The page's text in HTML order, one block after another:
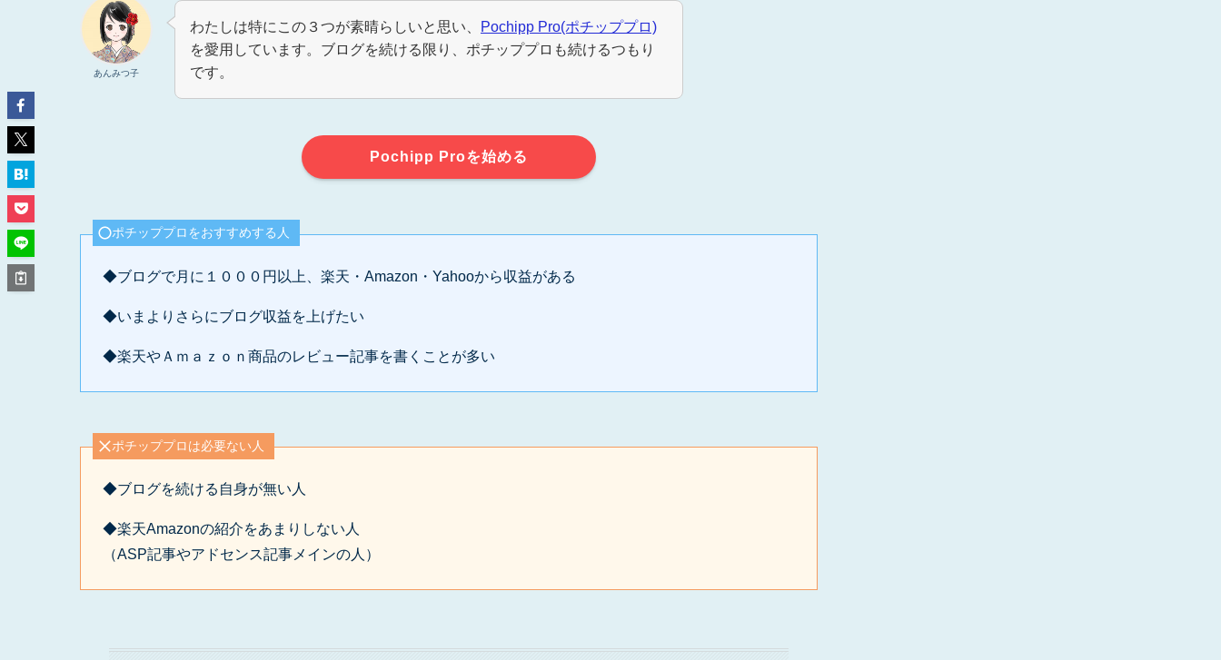
あんみつ子
わたしは特にこの３つが素晴らしいと思い、
Pochipp Pro(ポチッププロ)
を愛用しています。ブログを続ける限り、ポチッププロも続けるつもり
です。
Pochipp Proを始める
ポチッププロをおすすめする人
◆ブログで月に１０００円以上、楽天・Amazon・Yahooから収益がある
◆いまよりさらにブログ収益を上げたい
◆楽天やＡｍａｚｏｎ商品のレビュー記事を書くことが多い
ポチッププロは必要ない人
◆ブログを続ける自身が無い人
◆楽天Amazonの紹介をあまりしない人
（ASP記事やアドセンス記事メインの人）